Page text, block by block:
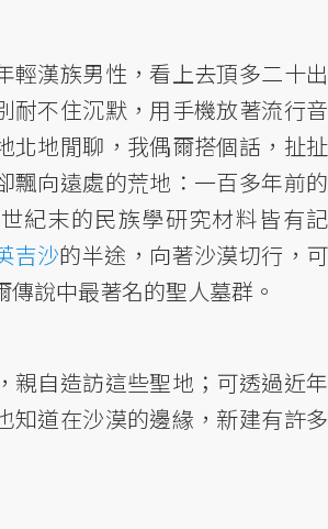
輕漢族男性，看上去頂多二十出
耐不住沉默，用手機放著流行音
北地閒聊，我偶爾搭個話，扯扯
飄向遠處的荒地：一百多年前的
紀末的民族學研究材料皆有記
吉沙的半途，向著沙漠切行，可
傳說中最著名的聖人墓群。
親自造訪這些聖地；可透過近年
知道在沙漠的邊緣，新建有許多